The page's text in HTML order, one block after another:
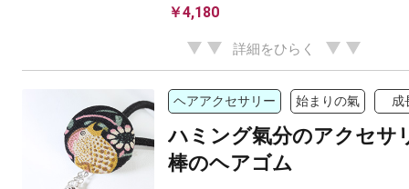
￥4,180
詳細をひらく
ヘアアクセサリー 始まりの氣 成
ハミング氣分のアクセサ
棒のヘアゴム